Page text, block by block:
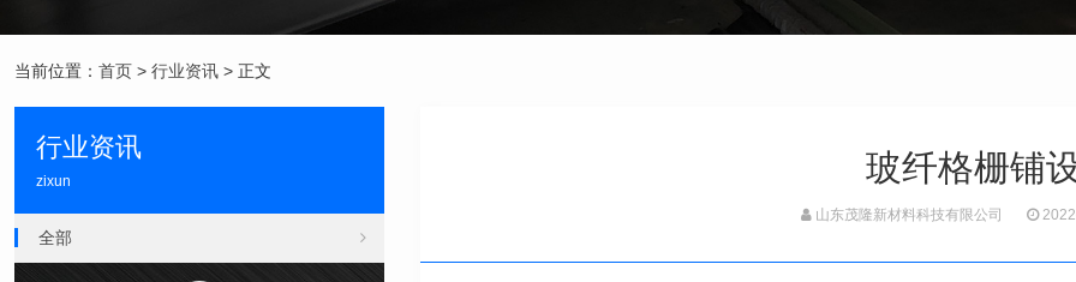
当前位置： 首页 > 行业资讯 > 正文
玻纤格栅铺
山东茂隆新材料科技有限公司
行业资讯
zixun
全部